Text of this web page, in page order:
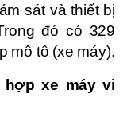
sát và thiết bị
đó có 329
mô tô (xe máy).
hợp xe máy vi